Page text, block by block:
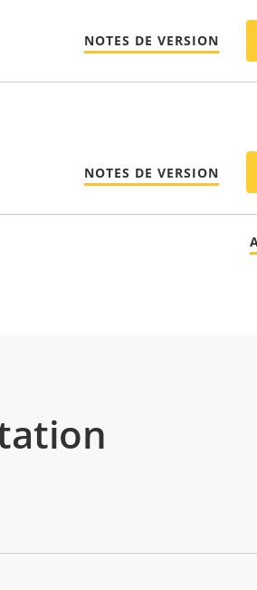
NOTES DE VERSION
NOTES DE VERSION